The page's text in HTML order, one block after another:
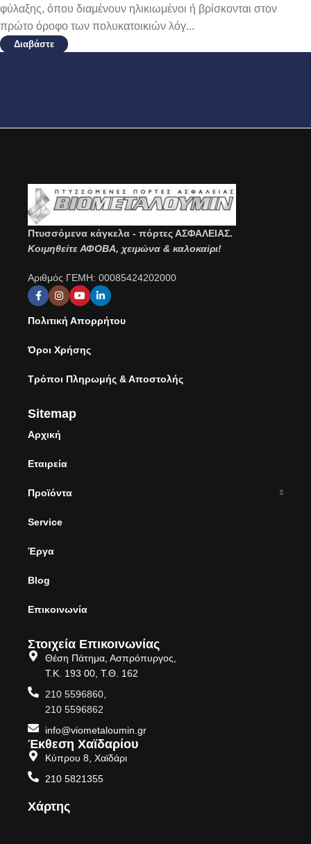
φύλαξης, όπου διαμένουν ηλικιωμένοι ή βρίσκονται στον
πρώτο όροφο των πολυκατοικιών λόγ...
Διαβάστε
Πτυσσόμενα κάγκελα - πόρτες ΑΣΦΑΛΕΙΑΣ.
Κοιμηθείτε ΑΦΟΒΑ, χειμώνα & καλοκαίρι!
Αριθμός ΓΕΜΗ: 00085424202000
Πολιτική Απορρήτου
Όροι Χρήσης
Τρόποι Πληρωμής & Αποστολής
Sitemap
Αρχική
Εταιρεία
Προϊόντα
Service
Έργα
Blog
Επικοινωνία
Στοιχεία Επικοινωνίας
Θέση Πάτημα, Ασπρόπυργος,
Τ.Κ. 193 00, Τ.Θ. 162
210 5596860,
210 5596862
info@viometaloumin.gr
Έκθεση Χαϊδαρίου
Κύπρου 8, Χαϊδάρι
210 5821355
Χάρτης